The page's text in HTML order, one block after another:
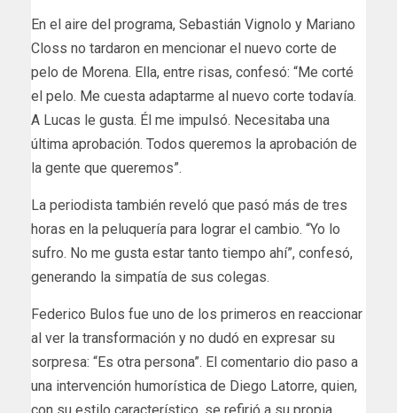
En el aire del programa, Sebastián Vignolo y Mariano
Closs no tardaron en mencionar el nuevo corte de
pelo de Morena. Ella, entre risas, confesó: “Me corté
el pelo. Me cuesta adaptarme al nuevo corte todavía.
A Lucas le gusta. Él me impulsó. Necesitaba una
última aprobación. Todos queremos la aprobación de
la gente que queremos”.
La periodista también reveló que pasó más de tres
horas en la peluquería para lograr el cambio. “Yo lo
sufro. No me gusta estar tanto tiempo ahí”, confesó,
generando la simpatía de sus colegas.
Federico Bulos fue uno de los primeros en reaccionar
al ver la transformación y no dudó en expresar su
sorpresa: “Es otra persona”. El comentario dio paso a
una intervención humorística de Diego Latorre, quien,